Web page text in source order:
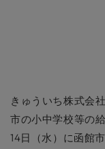
きゅういち株式会
市の小中学校等の
14日（水）に函館